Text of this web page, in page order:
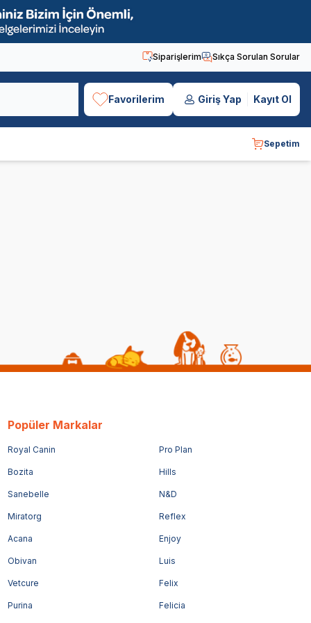
Siparişlerim Sıkça Sorulan Sorular
Favorilerim Giriş Yap Kayıt Ol
Sepetim
Popüler Markalar
Royal Canin Pro Plan
Bozita Hills
Sanebelle N&D
Miratorg Reflex
Acana Enjoy
Obivan Luis
Vetcure Felix
Purina Felicia